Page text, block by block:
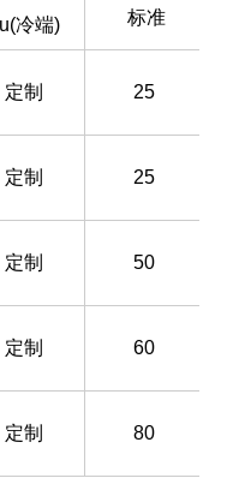
冷端)
标准
定制 25
定制 25
定制 50
定制 60
定制 80